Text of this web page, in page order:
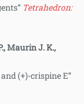
Tetrahedron:
Maurin J. K.,
(+)-crispine E”